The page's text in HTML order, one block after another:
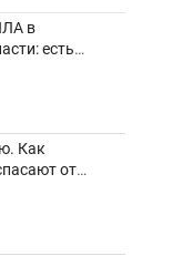
в
есть
Как
от